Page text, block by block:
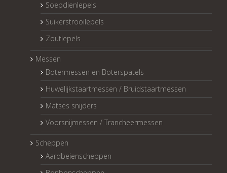
Soepdienlepels
Suikerstrooilepels
Zoutlepels
Messen
Botermessen en Boterspatels
Huwelijkstaartmessen / Bruidstaartmessen
Matses snijders
Voorsnijmessen / Trancheermessen
Scheppen
Aardbeienscheppen